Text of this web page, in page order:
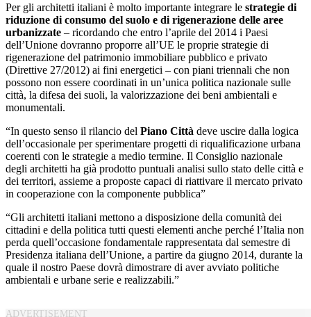
Per gli architetti italiani è molto importante integrare le strategie di
riduzione di consumo del suolo e di rigenerazione delle aree
urbanizzate – ricordando che entro l’aprile del 2014 i Paesi
dell’Unione dovranno proporre all’UE le proprie strategie di
rigenerazione del patrimonio immobiliare pubblico e privato
(Direttive 27/2012) ai fini energetici – con piani triennali che non
possono non essere coordinati in un’unica politica nazionale sulle
città, la difesa dei suoli, la valorizzazione dei beni ambientali e
monumentali.
“In questo senso il rilancio del Piano Città deve uscire dalla logica
dell’occasionale per sperimentare progetti di riqualificazione urbana
coerenti con le strategie a medio termine. Il Consiglio nazionale
degli architetti ha già prodotto puntuali analisi sullo stato delle città e
dei territori, assieme a proposte capaci di riattivare il mercato privato
in cooperazione con la componente pubblica”
“Gli architetti italiani mettono a disposizione della comunità dei
cittadini e della politica tutti questi elementi anche perché l’Italia non
perda quell’occasione fondamentale rappresentata dal semestre di
Presidenza italiana dell’Unione, a partire da giugno 2014, durante la
quale il nostro Paese dovrà dimostrare di aver avviato politiche
ambientali e urbane serie e realizzabili.”